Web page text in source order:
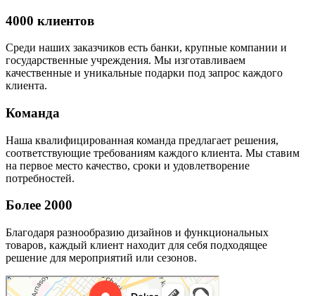
4000 клиентов
Среди наших заказчиков есть банки, крупные компании и
государственные учреждения. Мы изготавливаем
качественные и уникальные подарки под запрос каждого
клиента.
Команда
Наша квалифицированная команда предлагает решения,
соответствующие требованиям каждого клиента. Мы ставим
на первое место качество, сроки и удовлетворение
потребностей.
Более 2000
Благодаря разнообразию дизайнов и функциональных
товаров, каждый клиент находит для себя подходящее
решение для мероприятий или сезонов.